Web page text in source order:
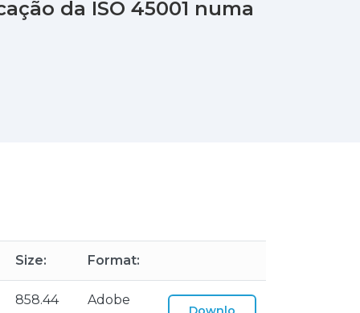
da ISO 45001 numa
Size: Format:
858.44
Adobe